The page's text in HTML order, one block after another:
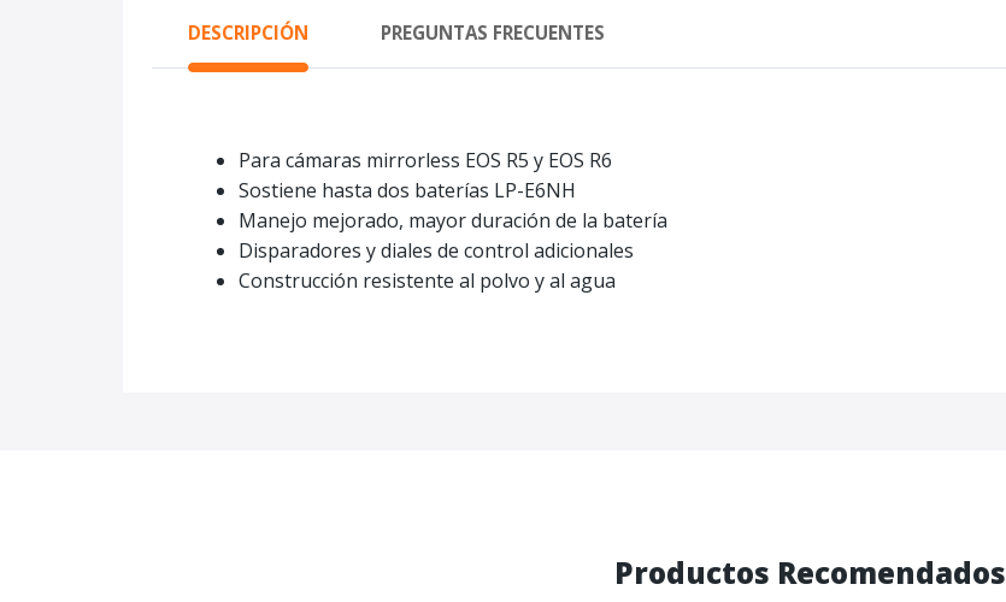
DESCRIPCIÓN PREGUNTAS FRECUENTES
Para cámaras mirrorless EOS R5 y EOS R6
Sostiene hasta dos baterías LP-E6NH
Manejo mejorado, mayor duración de la batería
Disparadores y diales de control adicionales
Construcción resistente al polvo y al agua
Productos Recomendados